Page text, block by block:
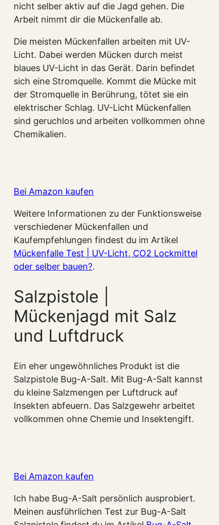
nicht selber aktiv auf die Jagd gehen. Die
Arbeit nimmt dir die Mückenfalle ab.
Die meisten Mückenfallen arbeiten mit UV-
Licht. Dabei werden Mücken durch meist
blaues UV-Licht in das Gerät. Darin befindet
sich eine Stromquelle. Kommt die Mücke mit
der Stromquelle in Berührung, tötet sie ein
elektrischer Schlag. UV-Licht Mückenfallen
sind geruchlos und arbeiten vollkommen ohne
Chemikalien.
Bei Amazon kaufen
Weitere Informationen zu der Funktionsweise
verschiedener Mückenfallen und
Kaufempfehlungen findest du im Artikel
Mückenfalle Test | UV-Licht, CO2 Lockmittel
oder selber bauen?.
Salzpistole |
Mückenjagd mit Salz
und Luftdruck
Ein eher ungewöhnliches Produkt ist die
Salzpistole Bug-A-Salt. Mit Bug-A-Salt kannst
du kleine Salzmengen per Luftdruck auf
Insekten abfeuern. Das Salzgewehr arbeitet
vollkommen ohne Chemie und Insektengift.
Bei Amazon kaufen
Ich habe Bug-A-Salt persönlich ausprobiert.
Meinen ausführlichen Test zur Bug-A-Salt